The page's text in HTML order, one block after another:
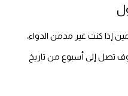
إذا كنت غير مدمن الدواء،
تصل إلى أسبوع من تاريخ